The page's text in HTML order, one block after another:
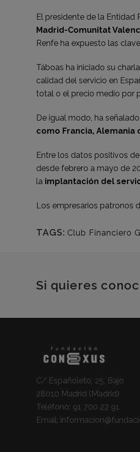
El presidente de la Entidad
Madrid-Comunitat
Renfe ha expuesto las
Táboas ha iniciado su
calidad del servicio en
total o el precio medio por
De igual modo, ha
como Francia, Alemania
Entre los datos positivos
desde febrero a mayo de
la implantación del
Los empresarios patronos
TAGS: Club Financiero
Si quieres
C/ Españoleto, 25, Bajo
28010 Madrid (Madrid)
Teléfono: 91 700 22 91
Email: